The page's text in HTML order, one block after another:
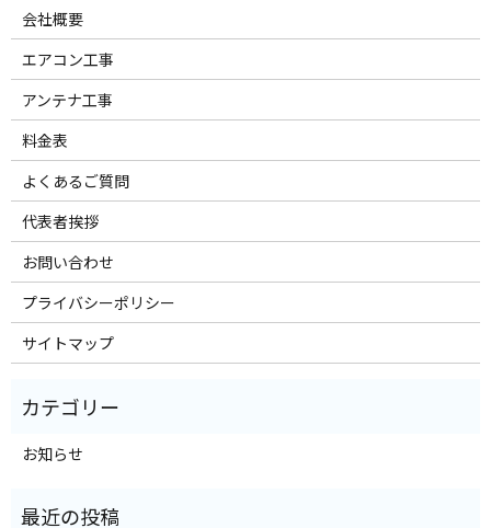
会社概要
エアコン工事
アンテナ工事
料金表
よくあるご質問
代表者挨拶
お問い合わせ
プライバシーポリシー
サイトマップ
お知らせ